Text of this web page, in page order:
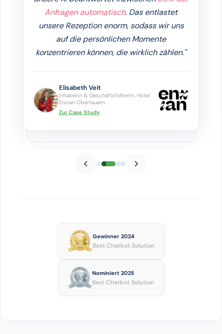
Anfragen automatisch. Das entlastet
unsere Rezeption enorm, sodass wir uns
auf die persönlichen Momente
konzentrieren können, die wirklich zählen."
Elisabeth Veit
Inhaberin & Geschäftsführerin, Hotel
Enzian Obertauern
Zur Case Study
Gewinner 2024
Best Chatbot Solution
Nominiert 2025
Best Chatbot Solution